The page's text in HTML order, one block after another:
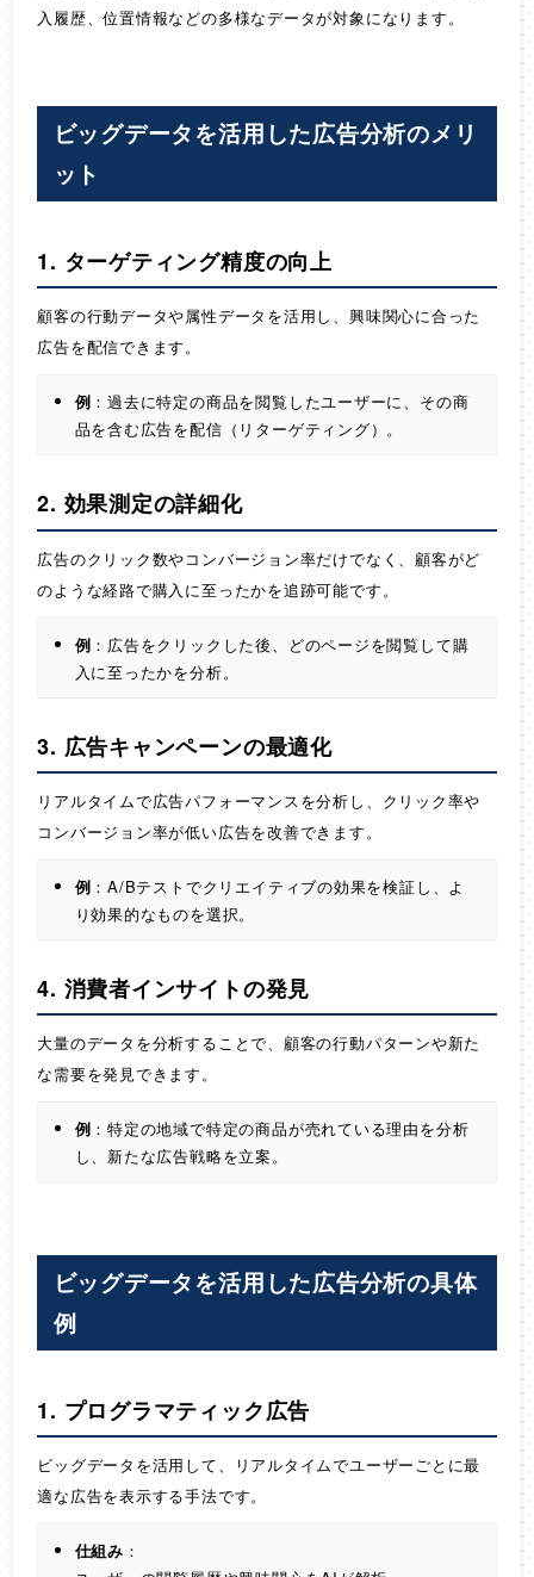
入履歴、位置情報などの多様なデータが対象になります。
ビッグデータを活用した広告分析のメリ
ット
1. ターゲティング精度の向上
顧客の行動データや属性データを活用し、興味関心に合った
広告を配信できます。
例 ：過去に特定の商品を閲覧したユーザーに、その商
品を含む広告を配信（リターゲティング）。
2. 効果測定の詳細化
広告のクリック数やコンバージョン率だけでなく、顧客がど
のような経路で購入に至ったかを追跡可能です。
例 ：広告をクリックした後、どのページを閲覧して購
入に至ったかを分析。
3. 広告キャンペーンの最適化
リアルタイムで広告パフォーマンスを分析し、クリック率や
コンバージョン率が低い広告を改善できます。
例 ：A/Bテストでクリエイティブの効果を検証し、よ
り効果的なものを選択。
4. 消費者インサイトの発見
大量のデータを分析することで、顧客の行動パターンや新た
な需要を発見できます。
例 ：特定の地域で特定の商品が売れている理由を分析
し、新たな広告戦略を立案。
ビッグデータを活用した広告分析の具体
例
1. プログラマティック広告
ビッグデータを活用して、リアルタイムでユーザーごとに最
適な広告を表示する手法です。
仕組み ：